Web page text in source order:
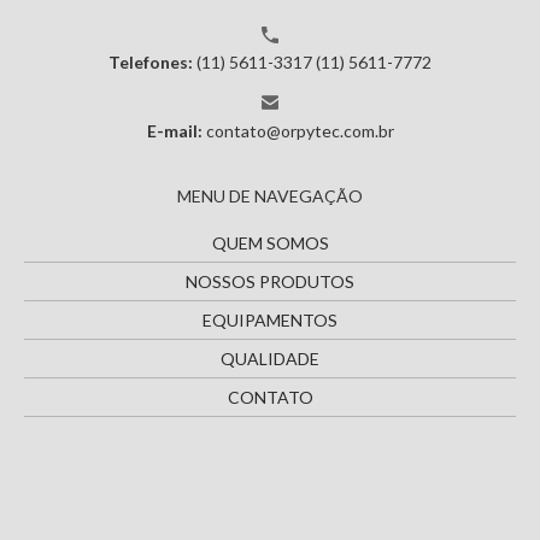
Telefones: (11) 5611-3317(11) 5611-7772
E-mail: contato@orpytec.com.br
MENU DE NAVEGAÇÃO
QUEM SOMOS
NOSSOS PRODUTOS
EQUIPAMENTOS
QUALIDADE
CONTATO